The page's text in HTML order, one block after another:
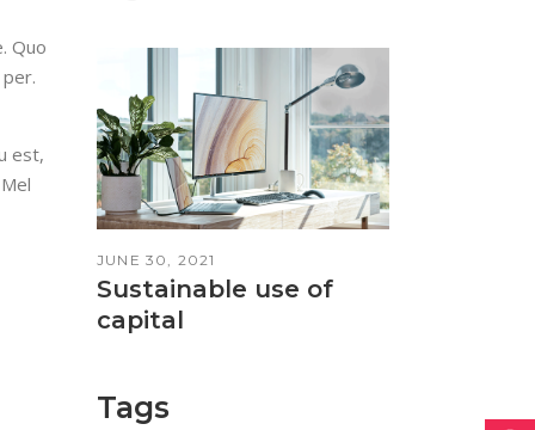
Quo
est,
JUNE 30, 2021
Sustainable use of
capital
Tags